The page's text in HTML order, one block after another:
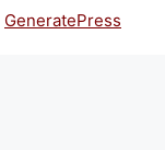
GeneratePress